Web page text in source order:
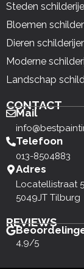
Steden
Bloemen
Dieren
Moderne
Landschap
CONTACT
Mail
Telefoon
013-8504883
Adres
Locatellistraat 5
5049JT Tilburg
REVIEWS
4,9/5